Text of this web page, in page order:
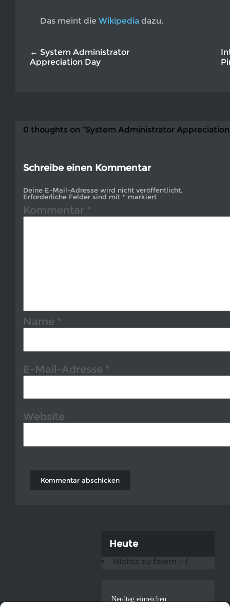
Das meint die Wikipedia dazu.
← System Administrator
Appreciation Day
0 thoughts on “System Administrator Appreciation
Schreibe einen Kommentar
Deine E-Mail-Adresse wird nicht veröffentlicht.
Erforderliche Felder sind mit * markiert
Kommentar *
Name *
E-Mail-Adresse *
Website
Heute
Nichts zu feiern :-(
Nerdtag einreichen